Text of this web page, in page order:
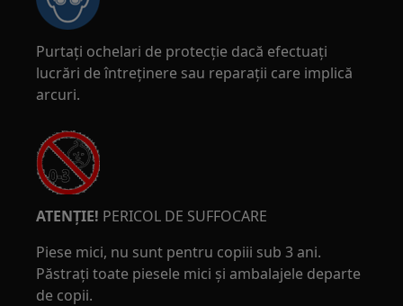
Purtați ochelari de protecție dacă efectuați
lucrări de întreținere sau reparații care implică
arcuri.
ATENȚIE! PERICOL DE SUFFOCARE
Piese mici, nu sunt pentru copiii sub 3 ani.
Păstrați toate piesele mici și ambalajele departe
de copii.